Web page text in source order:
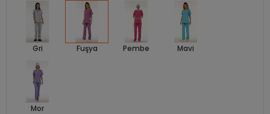
Gri Fuşya Pembe Mavi
Mor